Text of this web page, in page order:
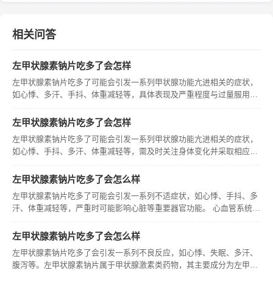
相关问答
左甲状腺素钠片吃多了会怎样
左甲状腺素钠片吃多了可能会引发一系列甲状腺功能亢进相关的症状，
如心悸、多汗、手抖、体重减轻等，具体表现及严重程度与过量服用的
素过量会刺激心脏，导致心悸，可能出现心率加快的情况。对于有基础
左甲状腺素钠片吃多了会怎样
左甲状腺素钠片吃多了可能会引发一系列甲状腺功能亢进相关的症状，
如心悸、手抖、多汗、体重减轻等，需及时关注身体变化并采取相应措
现心悸症状，表现为心跳加快且不规则，这是因为甲状腺素过量会加速
左甲状腺素钠片吃多了会怎么样
左甲状腺素钠片吃多了可能会引发一系列不适症状，如心悸、手抖、多
汗、体重减轻等，严重时可能影响心脏等重要器官功能。 心血管系统方
现为心跳加快且不规则，这是因为药物过量会加速身体代谢，心脏负担
左甲状腺素钠片吃多了会怎么样
左甲状腺素钠片吃多了会引发一系列不良反应，如心悸、失眠、多汗、
腹泻等。左甲状腺素钠片属于甲状腺激素类药物，其主要成分为左甲状